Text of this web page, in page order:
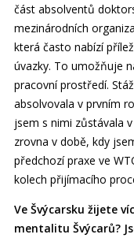
část absolventů
mezinárodních
která často nabízí
úvazky. To umožňuje
pracovní prostředí.
absolvovala v prvním
jsem s nimi zůstávala
zrovna v době, kdy
předchozí praxe ve
kolech přijímacího
Ve Švýcarsku žijete
mentalitu Švýcarů?